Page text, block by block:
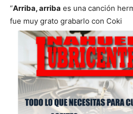
“Arriba, arriba es una canción
fue muy grato grabarlo con Coki